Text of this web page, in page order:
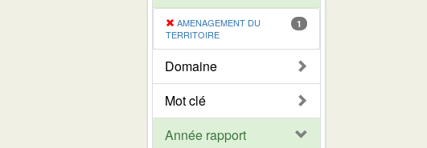
AMENAGEMENT DU
TERRITOIRE
1
Domaine
Mot clé
Année rapport